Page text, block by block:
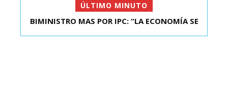
ÚLTIMO MINUTO
KAST SE REUNIÓ CON EL PRESIDENTE ELECTO DE
BIMINISTRO MAS POR IPC: “LA ECONOMÍA SE